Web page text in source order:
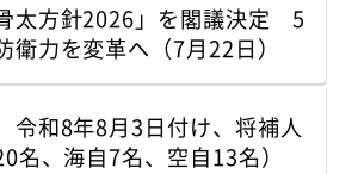
太方針2026」を閣議決定 5
衛力を変革へ（7月22日）
和8年8月3日付け、将補人
名、海自7名、空自13名）